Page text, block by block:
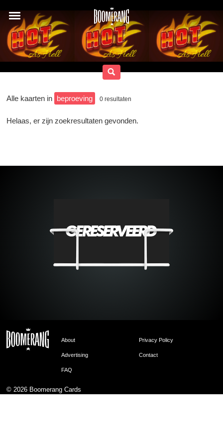
Alle kaarten in beproeving 0 resultaten
Helaas, er zijn zoekresultaten gevonden.
About Privacy Policy
Advertising Contact
FAQ
© 2026 Boomerang Cards